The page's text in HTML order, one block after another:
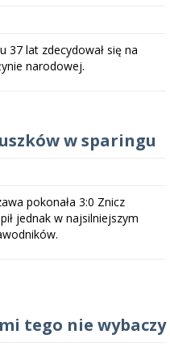
37 lat zdecydował się na
narodowej.
w sparingu
pokonała 3:0 Znicz
jednak w najsilniejszym
tego nie wybaczy